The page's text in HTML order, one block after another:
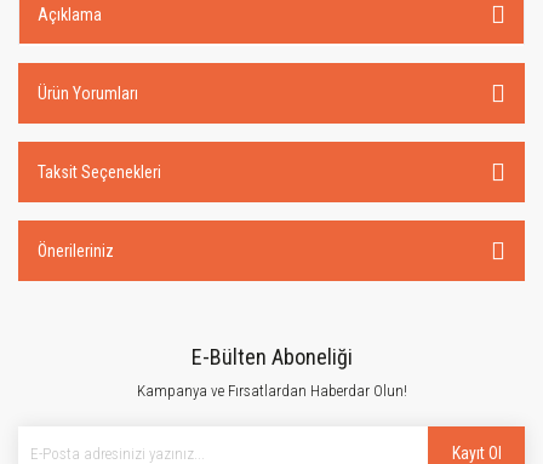
Açıklama
Ürün Yorumları
Taksit Seçenekleri
Önerileriniz
E-Bülten Aboneliği
Kampanya ve Fırsatlardan Haberdar Olun!
Kayıt Ol